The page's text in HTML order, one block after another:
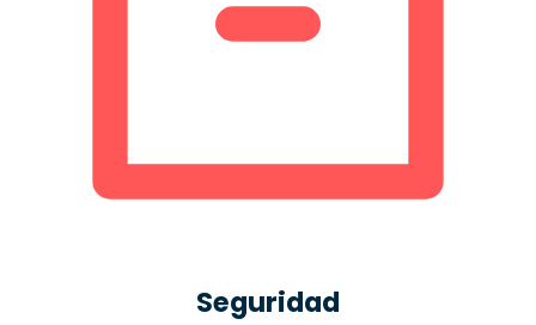
Seguridad